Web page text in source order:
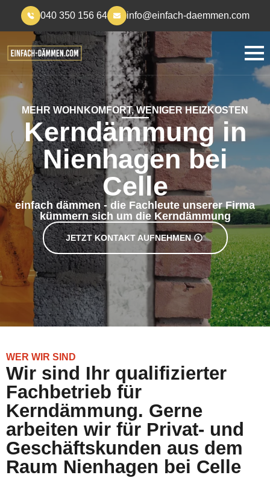
040 350 156 64 info@einfach-daemmen.com
MEHR WOHNKOMFORT, WENIGER HEIZKOSTEN
Kerndämmung in
Nienhagen bei
Celle
einfach dämmen - die Fachleute unserer Firma
kümmern sich um die Kerndämmung
JETZT KONTAKT AUFNEHMEN
WER WIR SIND
Wir sind Ihr qualifizierter
Fachbetrieb für
Kerndämmung. Gerne
arbeiten wir für Privat- und
Geschäftskunden aus dem
Raum Nienhagen bei Celle